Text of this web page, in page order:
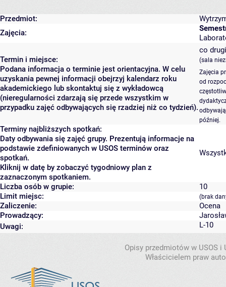
Przedmiot:
Zajęcia:
Termin i miejsce:
Podana informacja o terminie jest orientacyjna. W celu
uzyskania pewnej informacji obejrzyj kalendarz roku
akademickiego lub skontaktuj się z wykładowcą
(nieregularności zdarzają się przede wszystkim w
przypadku zajęć odbywających się rzadziej niż co tydzień).
co
(sala
Zajęcia
od
później.
Terminy najbliższych spotkań:
Daty odbywania się zajęć grupy. Prezentują informacje na
podstawie zdefiniowanych w USOS terminów oraz
spotkań.
Kliknij w datę by zobaczyć tygodniowy plan z
zaznaczonym spotkaniem.
Liczba osób w grupie:
10
Limit miejsc:
(brak
Zaliczenie:
Ocena
Prowadzący:
Uwagi:
L-10
Opisy przedmiotów w USOS
Właścicielem praw